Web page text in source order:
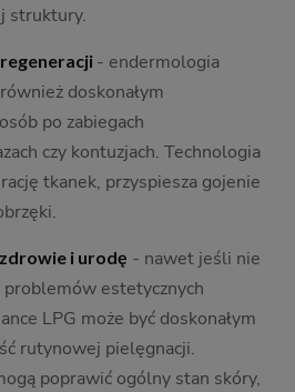
struktury.
- endermologia
doskonałym
po zabiegach
czy kontuzjach. Technologia
tkanek, przyspiesza gojenie
i urodę - nawet jeśli nie
estetycznych
LPG może być doskonałym
rutynowej pielęgnacji.
poprawić ogólny stan skóry,